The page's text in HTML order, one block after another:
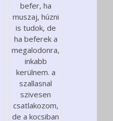
befer, ha
muszaj, húzni
is tudok, de
ha beferek a
megalodonra,
inkabb
kerülnem. a
szallasnal
szivesen
csatlakozom,
de a kocsiban